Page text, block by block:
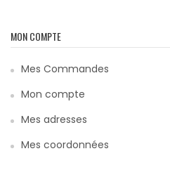
MON COMPTE
Mes Commandes
Mon compte
Mes adresses
Mes coordonnées